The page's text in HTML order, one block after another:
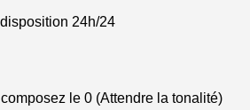
24h/24
le 0 (Attendre la tonalité)